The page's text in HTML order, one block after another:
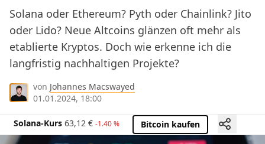
Solana oder Ethereum? Pyth oder Chainlink? Jito
oder Lido? Neue Altcoins glänzen oft mehr als
etablierte Kryptos. Doch wie erkenne ich die
langfristig nachhaltigen Projekte?
von Johannes Macswayed
01.01.2024, 18:00
Solana-Kurs 63,12 € -1.40 % Bitcoin kaufen